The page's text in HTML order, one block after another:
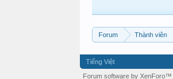
Forum Thành viên
Tiếng Việt
Forum software by XenForo™